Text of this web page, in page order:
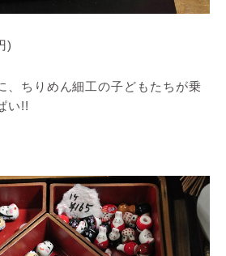
)
、ちりめん細工の子どもたちが乗
い!!